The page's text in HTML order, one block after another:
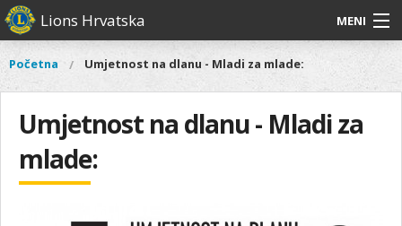
Skoči
na
sadržaj
Lions Hrvatska MENI
O nama
Naši projekti
Aktivnosti
Glavni
O
nama
Distrikt
Naši
Vi
ste
ovdje
Početna Umjetnost na dlanu - Mladi za mlade:
Umjetnost na dlanu - Mladi za
mlade: